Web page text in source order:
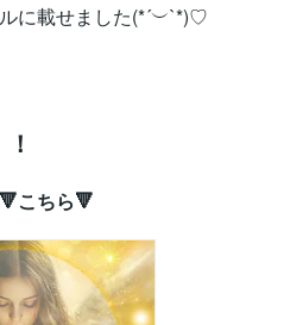
に載せました(*´︶`*)♡
こちら🔻